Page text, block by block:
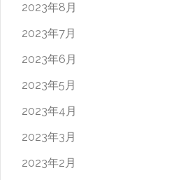
2023年8月
2023年7月
2023年6月
2023年5月
2023年4月
2023年3月
2023年2月